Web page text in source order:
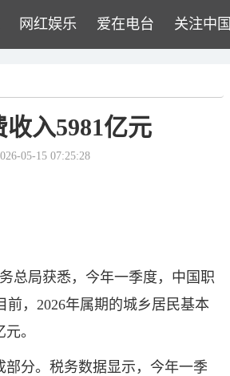
网红娱乐 爱在电台 关注中国
入5981亿元
05-15 07:25:28
总局获悉，今年一季度，中国职
前，2026年属期的城乡居民基本
。
分。税务数据显示，今年一季